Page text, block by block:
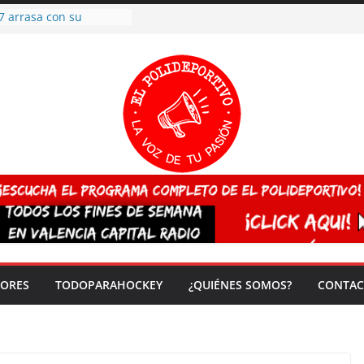
arrasa con su
España sub20
del mundo
vez!
TODOPARAHOCKEY ¿QUIÉNES SOMOS?